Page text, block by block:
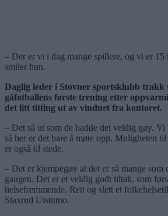
– Der er vi i dag mange spillere, og vi er 15
smiler hun.
Daglig leder i Stovner sportsklubb trakk
gåfotballens første trening etter
det litt titting ut av vinduet fra kontoret.
– Det så ut som de hadde det veldig gøy. Vi
så her er det bare å møte opp. Muligheten
er også til stede.
– Det er kjempegøy at det er så mange som
gangen. Det er et veldig godt tiltak, som
helsefremmende. Rett og slett et
Staxrud Utstumo.